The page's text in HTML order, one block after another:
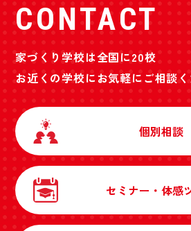
CONTACT
家づくり学校は全国に20校
お近くの学校にお気軽にご相談
個別相談
セミナー・体感